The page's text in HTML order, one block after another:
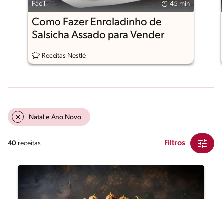
Fácil 45 min
Como Fazer Enroladinho de
Salsicha Assado para Vender
Receitas Nestlé
Natal e Ano Novo
40 receitas Filtros